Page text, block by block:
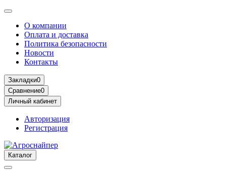
О компании
Оплата и доставка
Политика безопасности
Новости
Контакты
Закладки0
Сравнение0
Личный кабинет
Авторизация
Регистрация
Каталог